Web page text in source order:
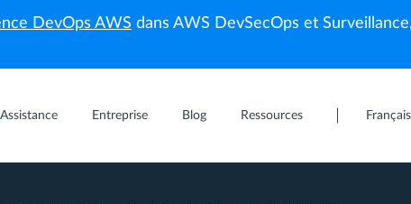
DevOps AWS dans AWS DevSecOps et
Assistance Entreprise Blog Ressources Français